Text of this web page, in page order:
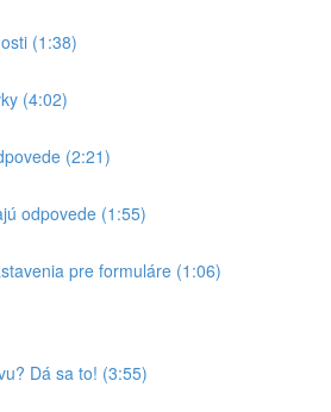
(1:38)
(4:02)
(2:21)
odpovede (1:55)
pre formuláre (1:06)
Dá sa to! (3:55)